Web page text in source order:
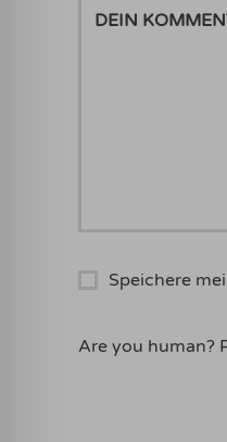
KOMMENTAR
Speichere
Are you human?